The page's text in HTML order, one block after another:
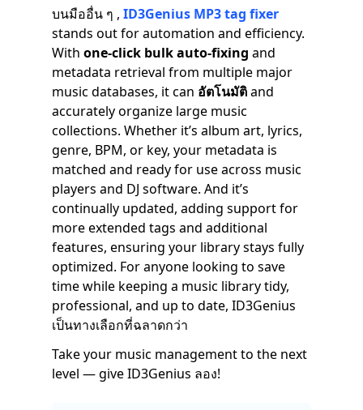
บนมืออื่น ๆ , ID3Genius MP3 tag fixer
stands out for automation and efficiency.
With one-click bulk auto-fixing and
metadata retrieval from multiple major
music databases, it can อัตโนมัติand
accurately organize large music
collections. Whether it’s album art, lyrics,
genre, BPM, or key, your metadata is
matched and ready for use across music
players and DJ software. And it’s
continually updated, adding support for
more extended tags and additional
features, ensuring your library stays fully
optimized. For anyone looking to save
time while keeping a music library tidy,
professional, and up to date, ID3Genius
เป็นทางเลือกที่ฉลาดกว่า
Take your music management to the next
level — give ID3Genius ลอง!